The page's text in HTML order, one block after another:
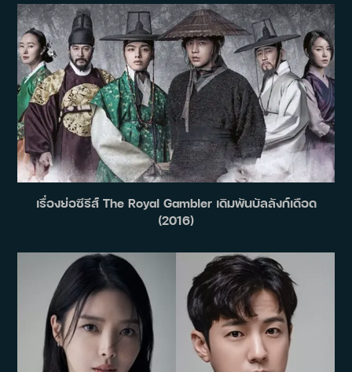
เรื่องย่อซีรีส์ The Royal Gambler เดิมพันบัลลังก์เดือด
(2016)